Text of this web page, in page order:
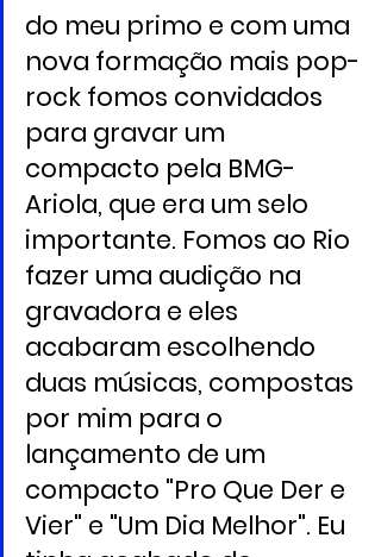
do meu primo e com uma
nova formação mais pop-
rock fomos convidados
para gravar um
compacto pela BMG-
Ariola, que era um selo
importante. Fomos ao Rio
fazer uma audição na
gravadora e eles
acabaram escolhendo
duas músicas, compostas
por mim para o
lançamento de um
compacto "Pro Que Der e
Vier" e "Um Dia Melhor". Eu